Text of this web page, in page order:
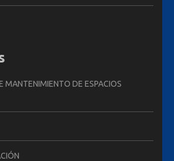
MANTENIMIENTO DE ESPACIOS